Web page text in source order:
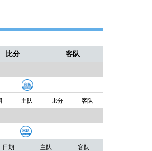
比分 客队
主队 比分 客队
日期 主队 客队